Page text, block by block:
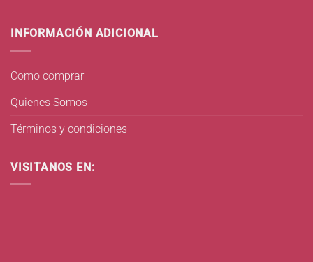
INFORMACIÓN ADICIONAL
Como comprar
Quienes Somos
Términos y condiciones
VISITANOS EN: